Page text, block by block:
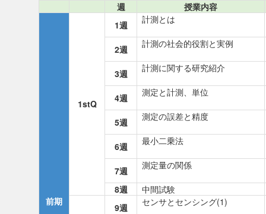
週 授業内容
前期
1stQ
1週 計測とは
2週 計測の社会的役割と実例
3週 計測に関する研究紹介
4週 測定と計測、単位
5週 測定の誤差と精度
6週 最小二乗法
7週 測定量の関係
8週 中間試験
9週 センサとセンシング(1)